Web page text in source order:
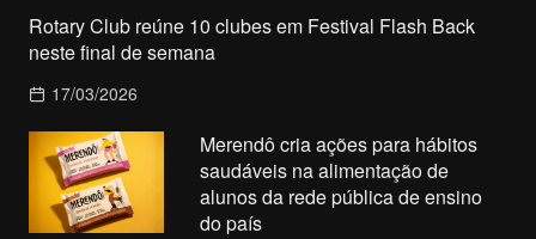
Rotary Club reúne 10 clubes em Festival Flash Back
neste final de semana
17/03/2026
Merendô cria ações para hábitos
saudáveis na alimentação de
alunos da rede pública de ensino
do país